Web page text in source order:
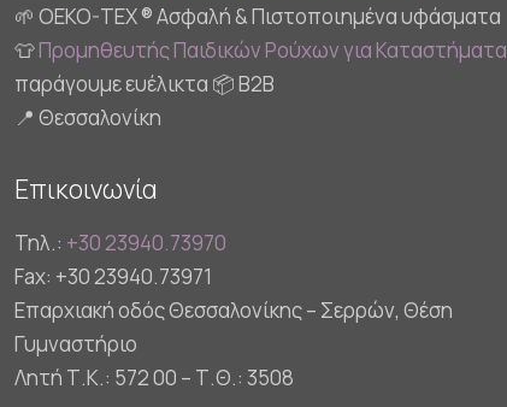
🌱 OEKO-TEX ® Ασφαλή & Πιστοποιημένα υφάσματα
👕Προμηθευτής Παιδικών Ρούχων για Καταστήματα
παράγουμε ευέλικτα 📦 B2B
📍 Θεσσαλονίκη
Επικοινωνία
Τηλ.: +30 23940.73970
Fax: +30 23940.73971
Επαρχιακή οδός Θεσσαλονίκης – Σερρών, Θέση
Γυμναστήριο
Λητή Τ.Κ.: 572 00 – Τ.Θ.: 3508